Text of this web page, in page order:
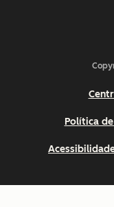
Política